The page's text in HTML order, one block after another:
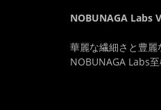
NOBUNAGA Labs
華麗な繊細さと豊麗
NOBUNAGA Labs